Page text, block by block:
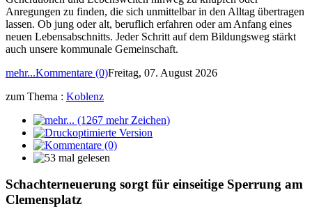
Anregungen zu finden, die sich unmittelbar in den Alltag übertragen
lassen. Ob jung oder alt, beruflich erfahren oder am Anfang eines
neuen Lebensabschnitts. Jeder Schritt auf dem Bildungsweg stärkt
auch unsere kommunale Gemeinschaft.
mehr...Kommentare (0)Freitag, 07. August 2026
zum Thema : Koblenz
Schachterneuerung sorgt für einseitige Sperrung am
Clemensplatz